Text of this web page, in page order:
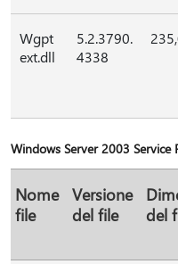
Wgpt
ext.dll
5.2.3790.
4338
Windows Server 2003
Nome
file
Versione
del file
del